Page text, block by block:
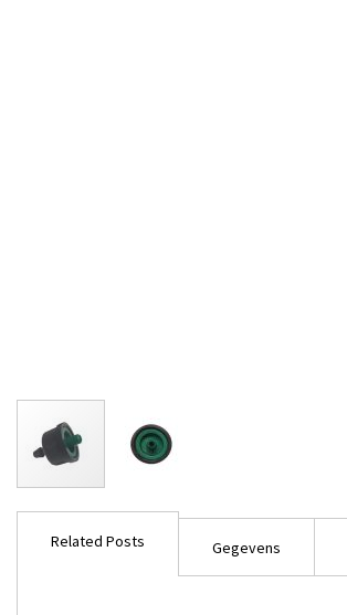
Related Posts Gegevens